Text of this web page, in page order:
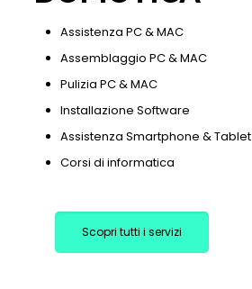
Assistenza PC & MAC
Assemblaggio PC & MAC
Pulizia PC & MAC
Installazione Software
Assistenza Smartphone & Tablet
Corsi di informatica
Scopri tutti i servizi